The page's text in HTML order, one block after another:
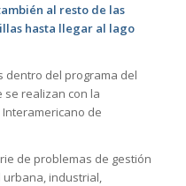
al resto de las
hasta llegar al lago
dentro del programa del
se realizan con la
de
de problemas de gestión
urbana, industrial,